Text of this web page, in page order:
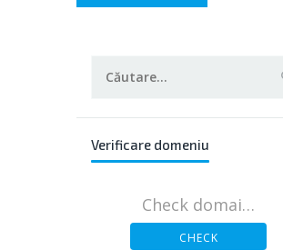
după:
Verificare domeniu
CHECK